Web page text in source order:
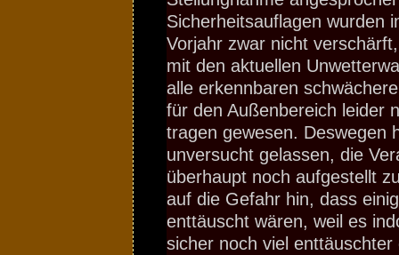
Sicherheitsauflagen wurden
Vorjahr zwar nicht
mit den aktuellen
alle erkennbaren
für den Außenbereich leider
tragen gewesen. Deswegen
unversucht gelassen, die
überhaupt noch aufgestellt
auf die Gefahr hin, dass
enttäuscht wären, weil es
sicher noch viel